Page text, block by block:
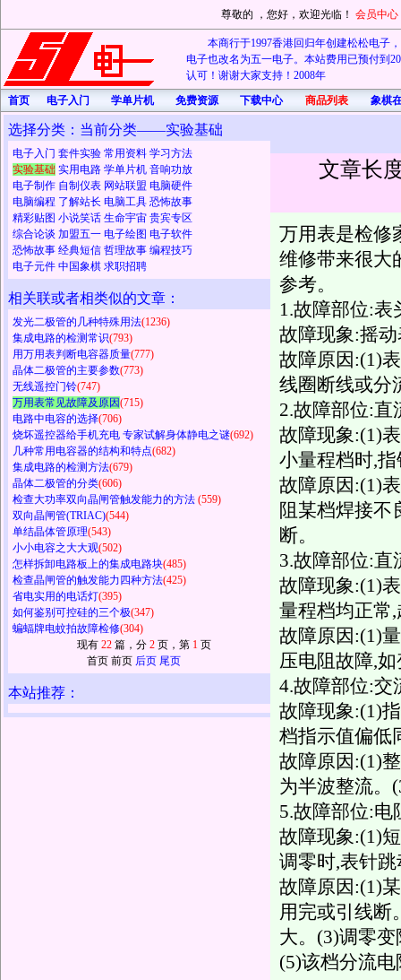
尊敬的 ，您好，欢迎光临！ 会员中心
本商行于1997香港回归年创建松松电子
电子也改名为五一电子。本站费用已预付到
认可！谢谢大家支持！2008年
首页
电子入门 学单片机 免费资源 下载中心 商品列表 象棋
选择分类：当前分类——实验基础
电子入门 套件实验 常用资料 学习方法
实验基础 实用电路 学单片机 音响功放
电子制作 自制仪表 网站联盟 电脑硬件
电脑编程 了解站长 电脑工具 恐怖故事
精彩贴图 小说笑话 生命宇宙 贵宾专区
综合论谈 加盟五一 电子绘图 电子软件
恐怖故事 经典短信 哲理故事 编程技巧
电子元件 中国象棋 求职招聘
相关联或者相类似的文章：
发光二极管的几种特殊用法(1236)
集成电路的检测常识(793)
用万用表判断电容器质量(777)
晶体二极管的主要参数(773)
无线遥控门铃(747)
万用表常见故障及原因(715)
电路中电容的选择(706)
烧坏遥控器给手机充电 专家试解身体静电之谜(692)
几种常用电容器的结构和特点(682)
集成电路的检测方法(679)
晶体二极管的分类(606)
检查大功率双向晶闸管触发能力的方法 (559)
双向晶闸管(TRIAC)(544)
单结晶体管原理(543)
小小电容之大大观(502)
怎样拆卸电路板上的集成电路块(485)
检查晶闸管的触发能力四种方法(425)
省电实用的电话灯(395)
如何鉴别可控硅的三个极(347)
蝙蝠牌电蚊拍故障检修(304)
现有 22 篇，分 2 页，第 1 页
首页 前页 后页 尾页
本站推荐：
文章长
万用表是检修
维修带来很大
参考。
1.故障部位:表
故障现象:摇
故障原因:(1)
线圈断线或分
2.故障部位:直
故障现象:(1)
小量程档时,
故障原因:(1)
阻某档焊接不
断。
3.故障部位:直
故障现象:(1)
量程档均正常
故障原因:(1)
压电阻故障,
4.故障部位:交
故障现象:(1)
档指示值偏低
故障原因:(1)
为半波整流。
5.故障部位:电
故障现象:(1)
调零时,表针
故障原因:(1)
用完或引线断
大。(3)调零
(5)该档分流